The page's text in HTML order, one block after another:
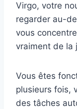
Virgo, votre
regarder au-
vous
vraiment de la
Vous êtes
plusieurs fois,
des tâches